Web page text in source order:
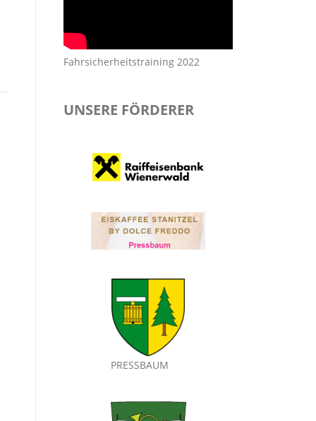
Fahrsicherheitstraining 2022
UNSERE FÖRDERER
PRESSBAUM